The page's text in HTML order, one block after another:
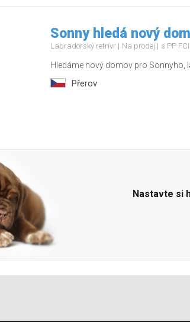
Sonny hledá nový
Labradorský retrívr Na prodej s PP FCI
Hledáme nový domov pro Sonnyho,
Přerov
Nastavte si